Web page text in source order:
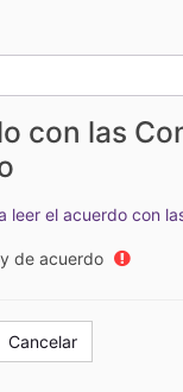
las
Condiciones del
con las
leer el acuerdo con
de acuerdo